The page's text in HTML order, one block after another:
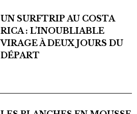
UN SURFTRIP AU COSTA
RICA : L’INOUBLIABLE
VIRAGE À DEUX JOURS DU
DÉPART